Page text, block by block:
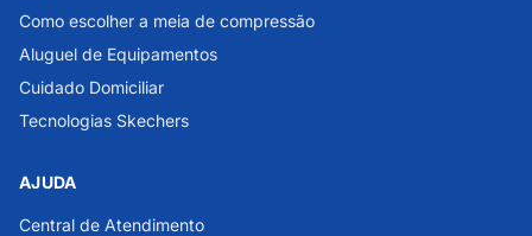
Como escolher a meia de compressão
Aluguel de Equipamentos
Cuidado Domiciliar
Tecnologias Skechers
AJUDA
Central de Atendimento